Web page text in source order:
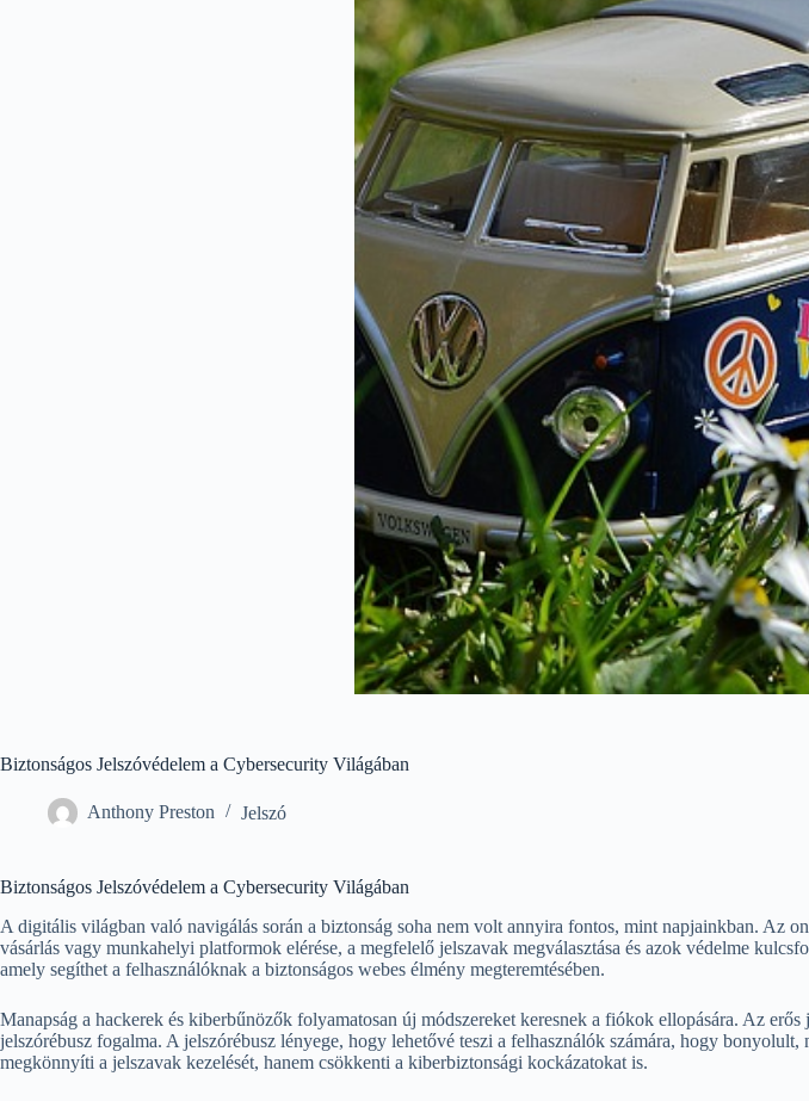
Biztonságos Jelszóvédelem a Cybersecurity Világában
Anthony Preston Jelszó
Biztonságos Jelszóvédelem a Cybersecurity Világában
A digitális világban való navigálás során a biztonság soha nem volt annyira fontos, mint napjainkban. Az
vásárlás vagy munkahelyi platformok elérése, a megfelelő jelszavak megválasztása és azok védelme
amely segíthet a felhasználóknak a biztonságos webes élmény megteremtésében.
Manapság a hackerek és kiberbűnözők folyamatosan új módszereket keresnek a fiókok ellopására. Az
jelszórébusz fogalma. A jelszórébusz lényege, hogy lehetővé teszi a felhasználók számára, hogy
megkönnyíti a jelszavak kezelését, hanem csökkenti a kiberbiztonsági kockázatokat is.